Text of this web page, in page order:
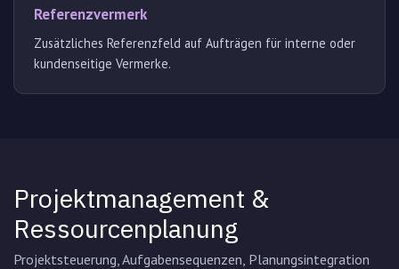
Referenzvermerk
Zusätzliches Referenzfeld auf Aufträgen für interne oder
kundenseitige Vermerke.
Projektmanagement &
Ressourcenplanung
Projektsteuerung, Aufgabensequenzen, Planungsintegration